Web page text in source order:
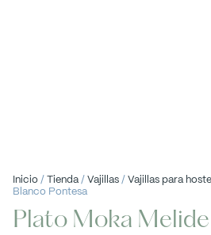
Inicio/Tienda/Vajillas/Vajillas para
Blanco Pontesa
Plato Moka